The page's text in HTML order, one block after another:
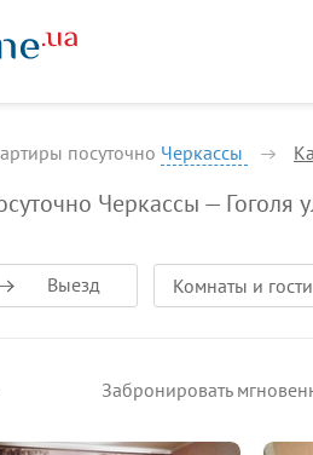
посуточно Черкассы
Черкассы — Гоголя
Выезд Комнаты и гости
Забронировать